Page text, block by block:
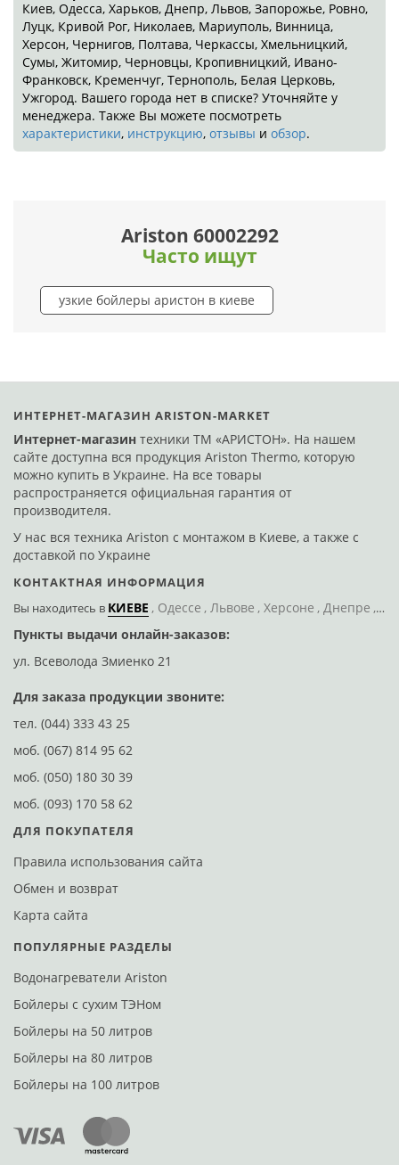
Киев, Одесса, Харьков, Днепр, Львов, Запорожье, Ровно,
Луцк, Кривой Рог, Николаев, Мариуполь, Винница,
Херсон, Чернигов, Полтава, Черкассы, Хмельницкий,
Сумы, Житомир, Черновцы, Кропивницкий, Ивано-
Франковск, Кременчуг, Тернополь, Белая Церковь,
Ужгород. Вашего города нет в списке? Уточняйте у
менеджера. Также Вы можете посмотреть
характеристики, инструкцию, отзывы и обзор.
Ariston 60002292
Часто ищут
узкие бойлеры аристон в киеве
ИНТЕРНЕТ-МАГАЗИН ARISTON-MARKET
Интернет-магазин техники ТМ «АРИСТОН». На нашем
сайте доступна вся продукция Ariston Thermo, которую
можно купить в Украине. На все товары
распространяется официальная гарантия от
производителя.
У нас вся техника Ariston с монтажом в Киеве, а также с
доставкой по Украине
КОНТАКТНАЯ ИНФОРМАЦИЯ
Вы находитесь в КИЕВЕ Одессе Львове Херсоне Днепре
Пункты выдачи онлайн-заказов:
ул. Всеволода Змиенко 21
Для заказа продукции звоните:
тел. (044) 333 43 25
моб. (067) 814 95 62
моб. (050) 180 30 39
моб. (093) 170 58 62
ДЛЯ ПОКУПАТЕЛЯ
Правила использования сайта
Обмен и возврат
Карта сайта
ПОПУЛЯРНЫЕ РАЗДЕЛЫ
Водонагреватели Ariston
Бойлеры с сухим ТЭНом
Бойлеры на 50 литров
Бойлеры на 80 литров
Бойлеры на 100 литров